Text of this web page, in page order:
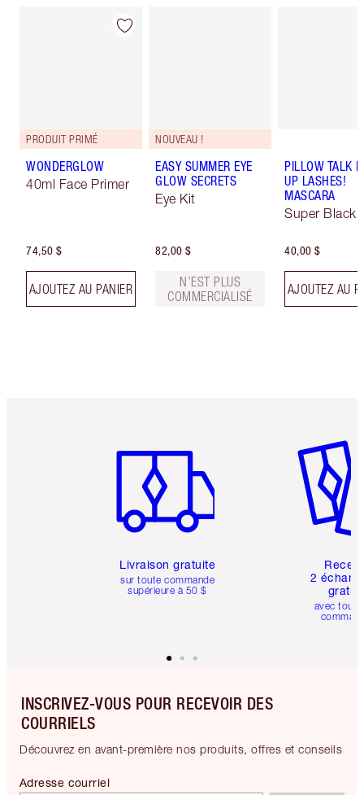
PRODUIT PRIMÉ
WONDERGLOW
40ml Face Primer
74,50 $
AJOUTEZ AU PANIER
NOUVEAU !
EASY SUMMER EYE
GLOW SECRETS
Eye Kit
82,00 $
N’EST PLUS
COMMERCIALISÉ
PILLOW TALK
UP LASHES!
MASCARA
Super Black
40,00 $
AJOUTEZ AU
Livraison gratuite
sur toute commande
supérieure à 50 $
2
avec
INSCRIVEZ-VOUS POUR RECEVOIR DES
COURRIELS
Découvrez en avant-première nos produits, offres et conseils
Adresse courriel